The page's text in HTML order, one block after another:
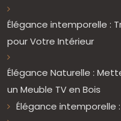
Élégance intemporelle :
pour Votre Intérieur
Élégance Naturelle :
un Meuble TV en Bois
Élégance intemporelle